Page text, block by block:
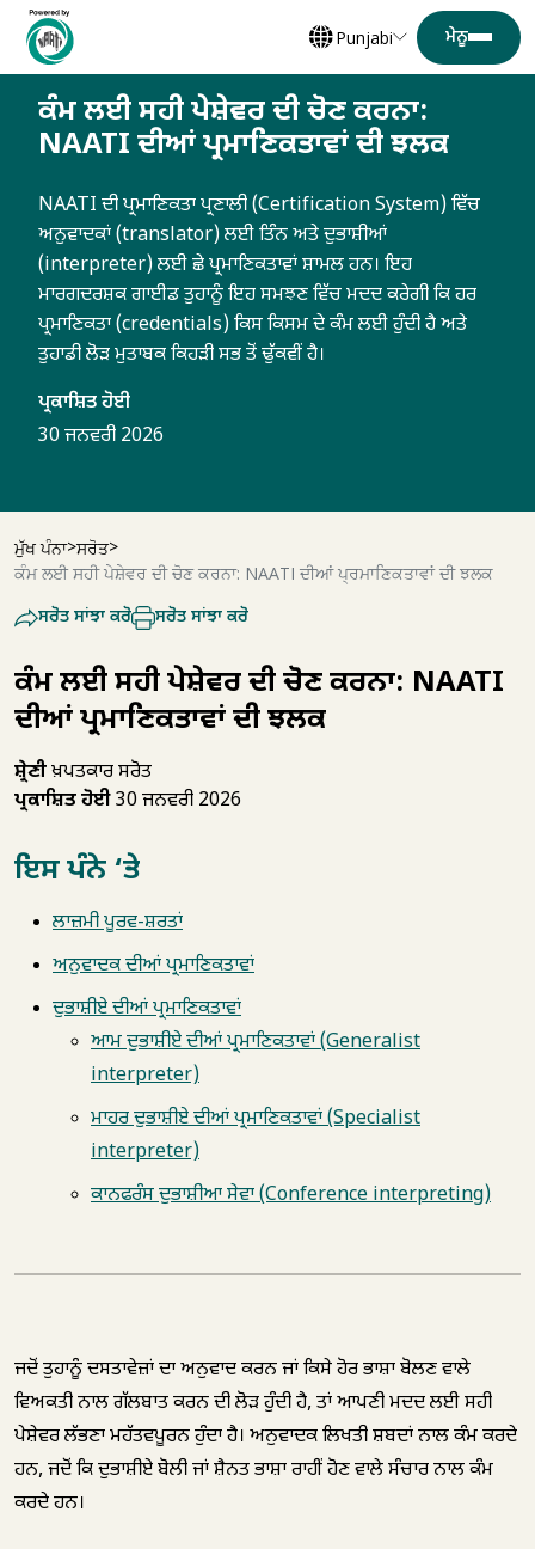
Punjabi
ਕੰਮ ਲਈ ਸਹੀ ਪੇਸ਼ੇਵਰ ਦੀ ਚੋਣ ਕਰਨਾ:
NAATI ਦੀਆਂ ਪ੍ਰਮਾਣਿਕਤਾਵਾਂ ਦੀ ਝਲਕ
NAATI ਦੀ ਪ੍ਰਮਾਣਿਕਤਾ ਪ੍ਰਣਾਲੀ (Certification System) ਵਿੱਚ
ਅਨੁਵਾਦਕਾਂ (translator) ਲਈ ਤਿੰਨ ਅਤੇ ਦੁਭਾਸ਼ੀਆਂ
(interpreter) ਲਈ ਛੇ ਪ੍ਰਮਾਣਿਕਤਾਵਾਂ ਸ਼ਾਮਲ ਹਨ। ਇਹ
ਮਾਰਗਦਰਸ਼ਕ ਗਾਈਡ ਤੁਹਾਨੂੰ ਇਹ ਸਮਝਣ ਵਿੱਚ ਮਦਦ ਕਰੇਗੀ ਕਿ ਹਰ
ਪ੍ਰਮਾਣਿਕਤਾ (credentials) ਕਿਸ ਕਿਸਮ ਦੇ ਕੰਮ ਲਈ ਹੁੰਦੀ ਹੈ ਅਤੇ
ਤੁਹਾਡੀ ਲੋੜ ਮੁਤਾਬਕ ਕਿਹੜੀ ਸਭ ਤੋਂ ਢੁੱਕਵੀਂ ਹੈ।
ਪ੍ਰਕਾਸ਼ਿਤ ਹੋਈ
30 ਜਨਵਰੀ 2026
ਮੁੱਖ ਪੰਨਾ ਸਰੋਤ
ਕੰਮ ਲਈ ਸਹੀ ਪੇਸ਼ੇਵਰ ਦੀ ਚੋਣ ਕਰਨਾ: NAATI ਦੀਆਂ ਪ੍ਰਮਾਣਿਕਤਾਵਾਂ ਦੀ ਝਲਕ
ਸਰੋਤ ਸਾਂਝਾ ਕਰੋ
ਸਰੋਤ ਸਾਂਝਾ ਕਰੋ
ਕੰਮ ਲਈ ਸਹੀ ਪੇਸ਼ੇਵਰ ਦੀ ਚੋਣ ਕਰਨਾ: NAATI
ਦੀਆਂ ਪ੍ਰਮਾਣਿਕਤਾਵਾਂ ਦੀ ਝਲਕ
ਸ਼੍ਰੇਣੀਖ਼ਪਤਕਾਰ ਸਰੋਤ
ਪ੍ਰਕਾਸ਼ਿਤ ਹੋਈ30 ਜਨਵਰੀ 2026
ਇਸ ਪੰਨੇ ‘ਤੇ
ਲਾਜ਼ਮੀ ਪੂਰਵ-ਸ਼ਰਤਾਂ
ਅਨੁਵਾਦਕ ਦੀਆਂ ਪ੍ਰਮਾਣਿਕਤਾਵਾਂ
ਦੁਭਾਸ਼ੀਏ ਦੀਆਂ ਪ੍ਰਮਾਣਿਕਤਾਵਾਂ
ਆਮ ਦੁਭਾਸ਼ੀਏ ਦੀਆਂ ਪ੍ਰਮਾਣਿਕਤਾਵਾਂ (Generalist
interpreter)
ਮਾਹਰ ਦੁਭਾਸ਼ੀਏ ਦੀਆਂ ਪ੍ਰਮਾਣਿਕਤਾਵਾਂ (Specialist
interpreter)
ਕਾਨਫਰੰਸ ਦੁਭਾਸ਼ੀਆ ਸੇਵਾ (Conference interpreting)
ਜਦੋਂ ਤੁਹਾਨੂੰ ਦਸਤਾਵੇਜ਼ਾਂ ਦਾ ਅਨੁਵਾਦ ਕਰਨ ਜਾਂ ਕਿਸੇ ਹੋਰ ਭਾਸ਼ਾ ਬੋਲਣ ਵਾਲੇ
ਵਿਅਕਤੀ ਨਾਲ ਗੱਲਬਾਤ ਕਰਨ ਦੀ ਲੋੜ ਹੁੰਦੀ ਹੈ, ਤਾਂ ਆਪਣੀ ਮਦਦ ਲਈ ਸਹੀ
ਪੇਸ਼ੇਵਰ ਲੱਭਣਾ ਮਹੱਤਵਪੂਰਨ ਹੁੰਦਾ ਹੈ। ਅਨੁਵਾਦਕ ਲਿਖਤੀ ਸ਼ਬਦਾਂ ਨਾਲ ਕੰਮ ਕਰਦੇ
ਹਨ, ਜਦੋਂ ਕਿ ਦੁਭਾਸ਼ੀਏ ਬੋਲੀ ਜਾਂ ਸ਼ੈਨਤ ਭਾਸ਼ਾ ਰਾਹੀਂ ਹੋਣ ਵਾਲੇ ਸੰਚਾਰ ਨਾਲ ਕੰਮ
ਕਰਦੇ ਹਨ।